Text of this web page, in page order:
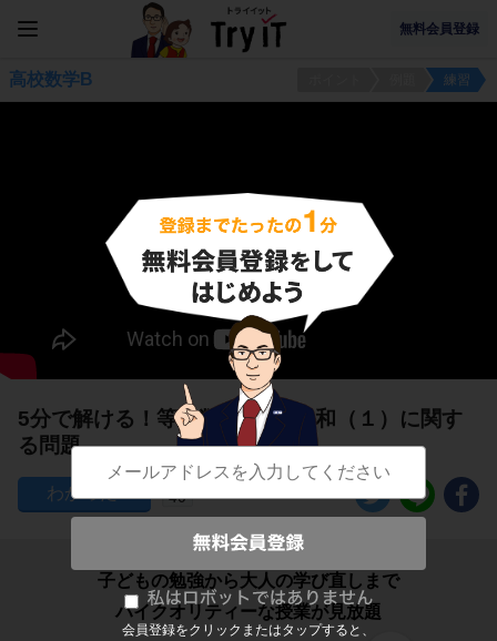
無料会員登録
会員登録をクリックまたはタップすると、
高校数学B 練習
5分で解ける！等差数列{a_n}の和（１）に関す
る問題
40
子どもの勉強から大人の学び直しまで
ハイクオリティーな授業が見放題